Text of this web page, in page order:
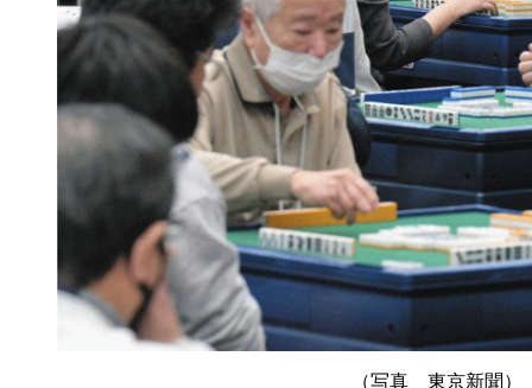
（写真 東京新聞）